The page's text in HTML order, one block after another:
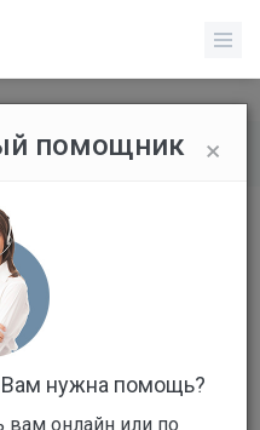
категории
на
×
помощник
Вам нужна помощь?
вам онлайн или по